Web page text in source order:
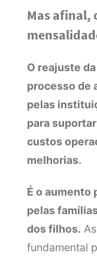
Mas afinal,
O reajuste
processo de
pelas
para
custos
melhorias.
É o aumento
pelas
dos filhos.
fundamental